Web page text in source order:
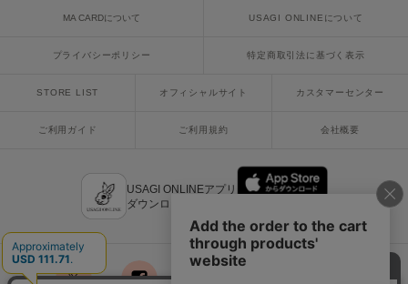
サンリオハウス
SESAME STREET MARKET
SHAKA
シャカ
MA CARDについて USAGI ONLINEについて
プライバシーポリシー 特定商取引法に基づく表示
STORE LIST オフィシャルサイト カスタマーセンター
ご利用ガイド ご利用規約 会社概要
USAGI ONLINEアプリ
ダウンロードはこちら